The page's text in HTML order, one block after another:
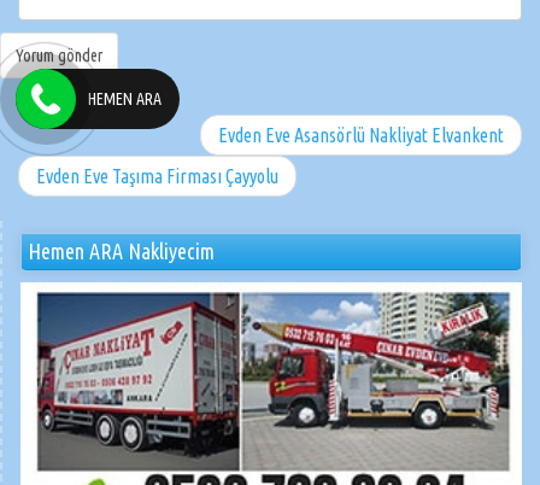
Evden Eve Asansörlü Nakliyat Elvankent
Evden Eve Taşıma Firması Çayyolu
Hemen ARA Nakliyecim
HEMEN ARA